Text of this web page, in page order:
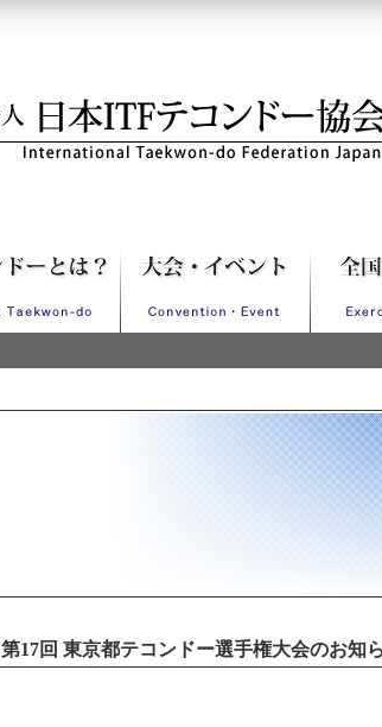
第17回 東京都テコンドー選手権大会のお知